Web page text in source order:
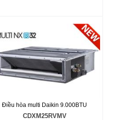
Điều hòa multi Daikin 9.000BTU
CDXM25RVMV